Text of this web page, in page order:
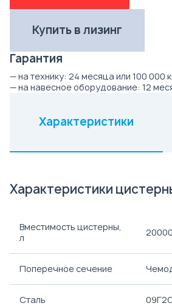
Купить в лизинг
Гарантия
— на технику: 24 месяца или 100 000
— на навесное оборудование: 12
Характеристики
Характеристики
Вместимость цистерны,
л
20000
Поперечное сечение
Сталь